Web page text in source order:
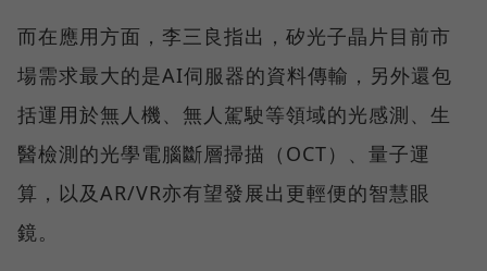
而在應用方面，李三良指出，矽光子晶片目前市
場需求最大的是AI伺服器的資料傳輸，另外還包
括運用於無人機、無人駕駛等領域的光感測、生
醫檢測的光學電腦斷層掃描（OCT）、量子運
算，以及AR/VR亦有望發展出更輕便的智慧眼
鏡。